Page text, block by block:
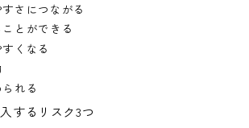
さにつながる
とができる
くなる
れる
するリスク3つ